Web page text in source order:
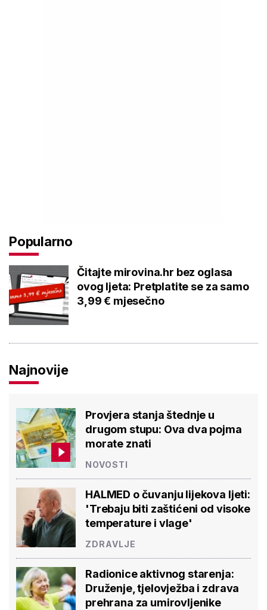
Popularno
Čitajte mirovina.hr bez oglasa
ovog ljeta: Pretplatite se za samo
3,99 € mjesečno
Najnovije
Provjera stanja štednje u
drugom stupu: Ova dva pojma
morate znati
NOVOSTI
HALMED o čuvanju lijekova ljeti:
'Trebaju biti zaštićeni od visoke
temperature i vlage'
ZDRAVLJE
Radionice aktivnog starenja:
Druženje, tjelovježba i zdrava
prehrana za umirovljenike